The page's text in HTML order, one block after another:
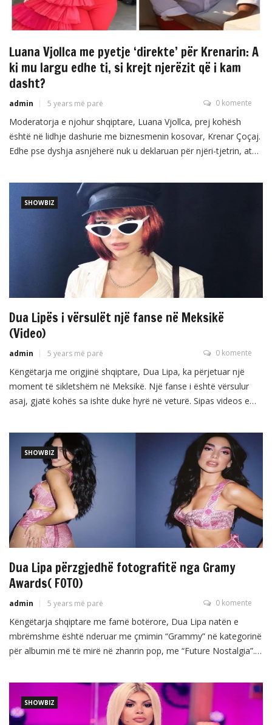
Luana Vjollca me pyetje ‘direkte’ për Krenarin: A
ki mu largu edhe ti, si krejt njerëzit që i kam
dasht?
admin 5 years më parë 0 komente
Moderatorja e njohur shqiptare, Luana Vjollca, prej kohësh
është në lidhje dashurie me biznesmenin kosovar, Krenar Çoçaj.
Edhe pse dyshja asnjëherë nuk u deklaruan për njëri-tjetrin, ata
Vjollca ka postuar një fotografi ku gjithë vëmendjen e mori
mbishkrimi. “A ki mu largu edhe ti, si […]
SHOWBIZ
Dua Lipës i vërsulët një fanse në Meksikë
(Video)
admin 5 years më parë 0 komente
Këngëtarja me origjinë shqiptare, Dua Lipa, ka përjetuar një
moment të sikletshëm në Meksikë. Një fanse i është vërsulur
asaj, gjatë kohës sa ishte duke hyrë në veturë. Sipas videos e
i Lipës ka reaguar. Dua Lipa së fundi ka fituar çmimin Grammy
për albumin […]
SHOWBIZ
Dua Lipa përzgjedhë fotografitë nga Gramy
Awards( FOTO)
admin 5 years më parë 0 komente
Këngëtarja shqiptare me famë botërore, Dua Lipa natën e
mbrëmshme është nderuar me çmimin “Grammy” në kategorinë
për albumin më të mirë në zhanrin pop, me “Future Nostalgia”.
mbrëmshme në rrjetet sociale nga persona të shumtë, Lipa
sonte në rrjetin social Facebok ka publikuar fotot e përzgjedhura
nga […]
SHOWBIZ